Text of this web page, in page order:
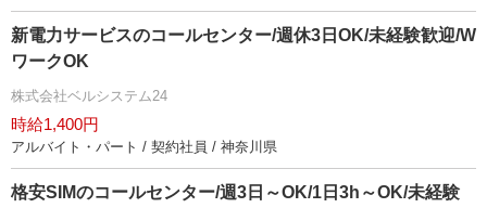
新電力サービスのコールセンター/週休3日OK/未経験歓迎/W
ワークOK
株式会社ベルシステム24
時給1,400円
アルバイト・パート / 契約社員 / 神奈川県
格安SIMのコールセンター/週3日～OK/1日3h～OK/未経験